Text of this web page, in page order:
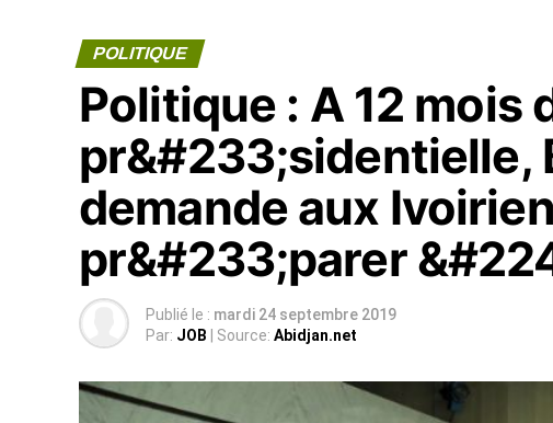
POLITIQUE
Politique : A 12 mois
pr&#233;sidentielle,
demande aux
pr&#233;parer
Publié le : mardi 24 septembre 2019
Par: JOB | Source: Abidjan.net